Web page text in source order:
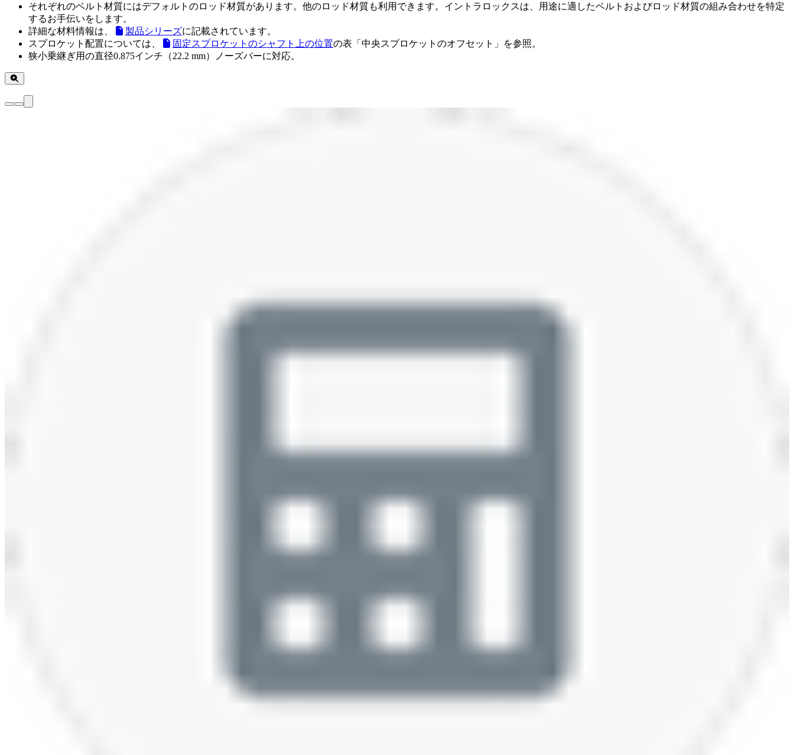
それぞれのベルト材質にはデフォルトのロッド材質があります。他のロッド材質も利用できます。イントラロックスは、用途に適したベルトおよびロッド材質の組み合わせを特定
するお手伝いをします。
詳細な材料情報は、
製品シリーズに記載されています。
スプロケット配置については、
固定スプロケットのシャフト上の位置の表「中央スプロケットのオフセット」を参照。
狭小乗継ぎ用の直径0.875インチ（22.2 mm）ノーズバーに対応。